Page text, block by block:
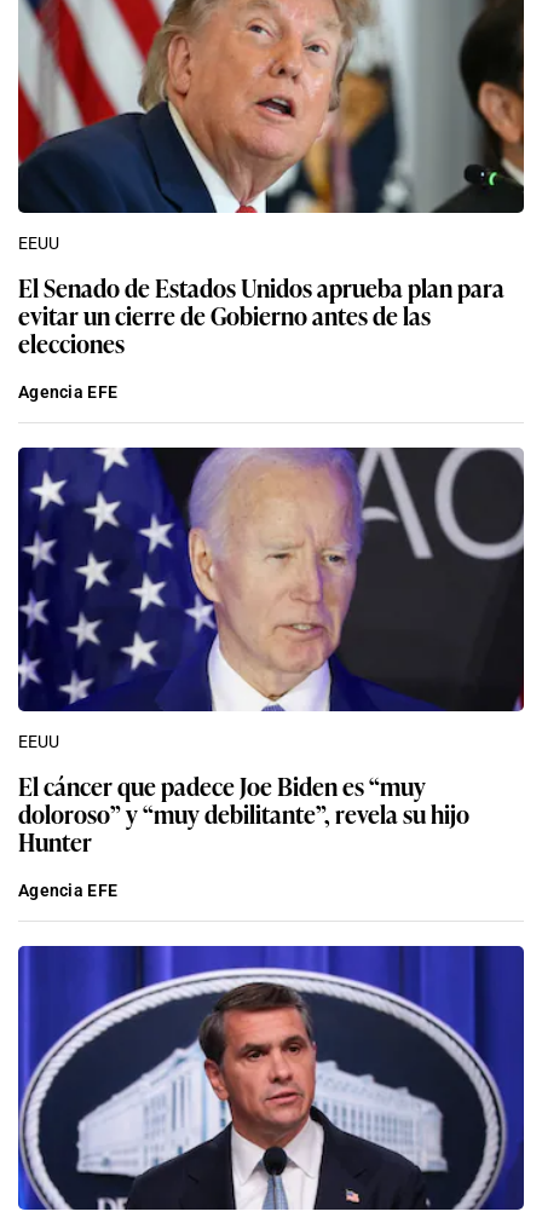
EEUU
El Senado de Estados Unidos aprueba plan para
evitar un cierre de Gobierno antes de las
elecciones
Agencia EFE
EEUU
El cáncer que padece Joe Biden es “muy
doloroso” y “muy debilitante”, revela su hijo
Hunter
Agencia EFE